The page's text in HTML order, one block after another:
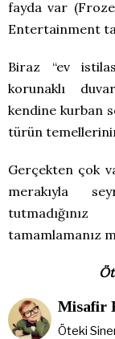
fayda var
Entertainment
Biraz “ev
korunaklı
kendine kurban
türün
Gerçekten çok
merakıyla
tamamlamanız
Misafir
Öteki